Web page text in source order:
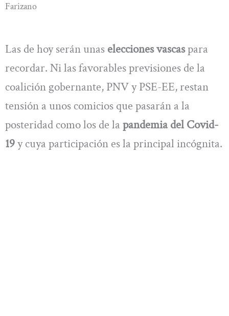
Farizano
Las de hoy serán unas elecciones vascaspara
recordar. Ni las favorables previsiones de la
coalición gobernante, PNV y PSE-EE, restan
tensión a unos comicios que pasarán a la
posteridad como los de la pandemia del Covid-
19y cuya participación es la principal incógnita.